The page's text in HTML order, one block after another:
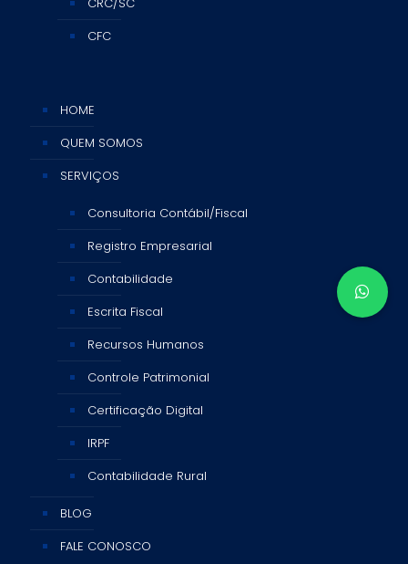
CFC
HOME
QUEM SOMOS
SERVIÇOS
Consultoria Contábil/Fiscal
Registro Empresarial
Contabilidade
Escrita Fiscal
Recursos Humanos
Controle Patrimonial
Certificação Digital
IRPF
Contabilidade Rural
BLOG
FALE CONOSCO